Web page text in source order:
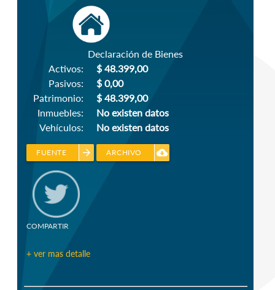
Declaración de Bienes
Activos:
Pasivos:
Patrimonio:
Inmuebles:
Vehículos:
$ 48.399,00
$ 0,00
$ 48.399,00
No existen datos
No existen datos
arrow_forward
FUENTE cloud_download
ARCHIVO
COMPARTIR
+ ver mas detalle